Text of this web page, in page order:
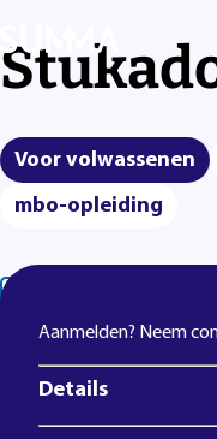
Voor volwassenen
mbo-opleiding
Aanmelden? Neem
Details